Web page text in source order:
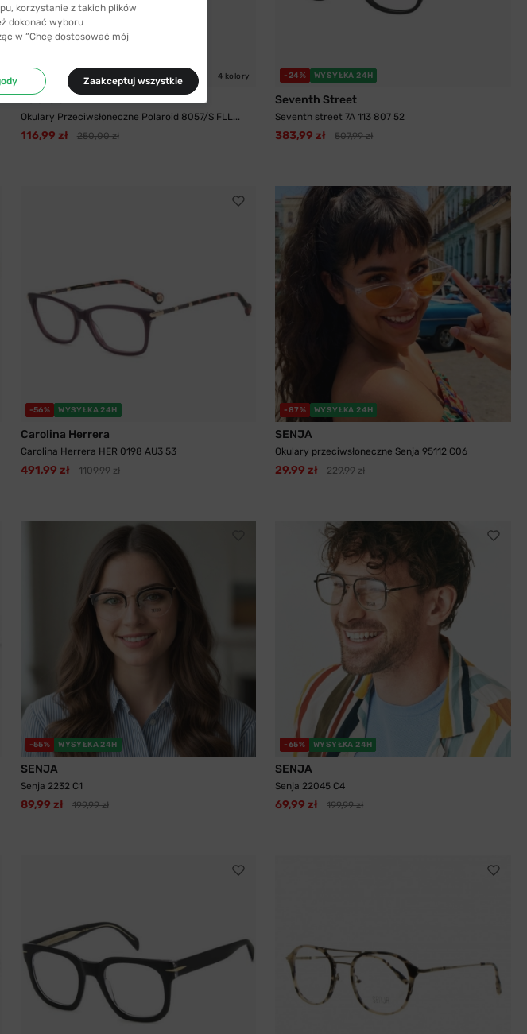
-53% WYSYŁKA 24H 4 kolory
Polaroid
Okulary Przeciwsłoneczne Polaroid 8057/S FLL...
116,99 zł 250,00 zł
-24% WYSYŁKA 24H
Seventh Street
Seventh street 7A 113 807 52
383,99 zł 507,99 zł
-56% WYSYŁKA 24H
Carolina Herrera
Carolina Herrera HER 0198 AU3 53
491,99 zł 1109,99 zł
-87% WYSYŁKA 24H
SENJA
Okulary przeciwsłoneczne Senja 95112 C06
29,99 zł 229,99 zł
-55% WYSYŁKA 24H
SENJA
Senja 2232 C1
89,99 zł 199,99 zł
-65% WYSYŁKA 24H
SENJA
Senja 22045 C4
69,99 zł 199,99 zł
korzystanie z takich plików
dokonać wyboru
w “Chcę dostosować mój
Zaakceptuj wszystkie